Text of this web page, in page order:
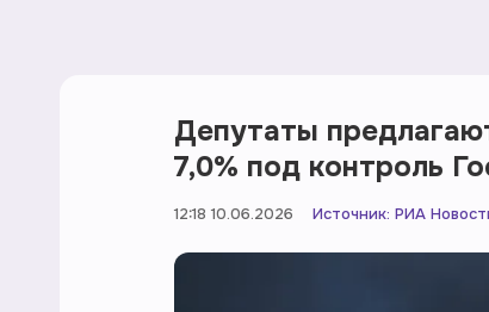
Депутаты
7,0% под контроль
12:18 10.06.2026 Источник: РИА